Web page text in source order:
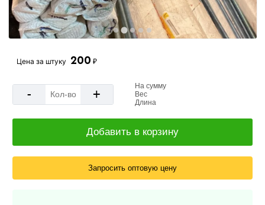
Цена за штуку 200 ₽
- +
На сумму
Вес
Длина
Добавить в корзину
Запросить оптовую цену